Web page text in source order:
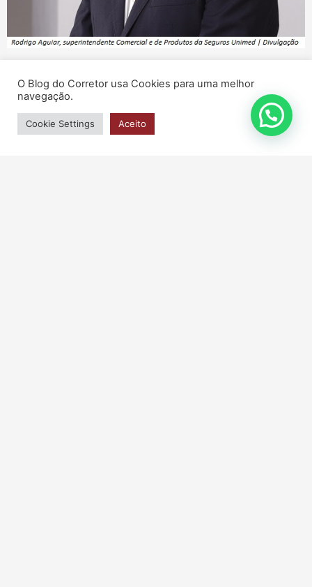
Seguros Unimed amplia coberturas do Seguro
Empresarial e reforça proteção às empresas
16/03/2026
O Blog do Corretor usa Cookies para uma melhor
navegação.
Cookie Settings Aceito